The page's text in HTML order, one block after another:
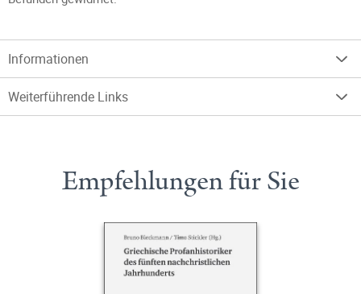
Informationen
Weiterführende Links
Empfehlungen für Sie